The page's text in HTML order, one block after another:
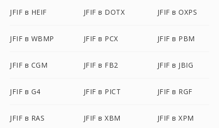
JFIF в HEIF JFIF в DOTX JFIF в OXPS
JFIF в WBMP JFIF в PCX JFIF в PBM
JFIF в CGM JFIF в FB2 JFIF в JBIG
JFIF в G4 JFIF в PICT JFIF в RGF
JFIF в RAS JFIF в XBM JFIF в XPM